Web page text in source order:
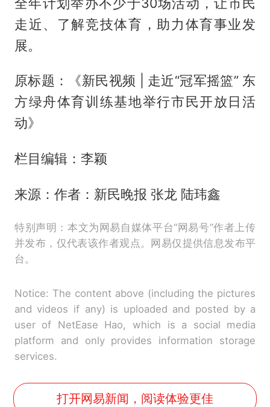
走近、了解竞技体育，助力体育事业发
展。
原标题：《新民视频 | 走近“冠军摇篮” 东
方绿舟体育训练基地举行市民开放日活
动》
栏目编辑：李颖
来源：作者：新民晚报 张龙 陆玮鑫
特别声明：本文为网易自媒体平台“网易号”作者上传
并发布，仅代表该作者观点。网易仅提供信息发布平
台。
Notice: The content above (including the pictures
and videos if any) is uploaded and posted by a
user of NetEase Hao, which is a social media
platform and only provides information storage
services.
打开网易新闻，阅读体验更佳